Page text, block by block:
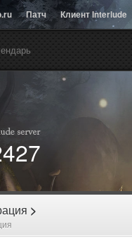
Патч Клиент Interlude
>